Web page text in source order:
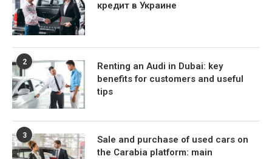
кредит в Украине
2
Renting an Audi in Dubai: key
benefits for customers and useful
tips
3
Sale and purchase of used cars on
the Carabia platform: main